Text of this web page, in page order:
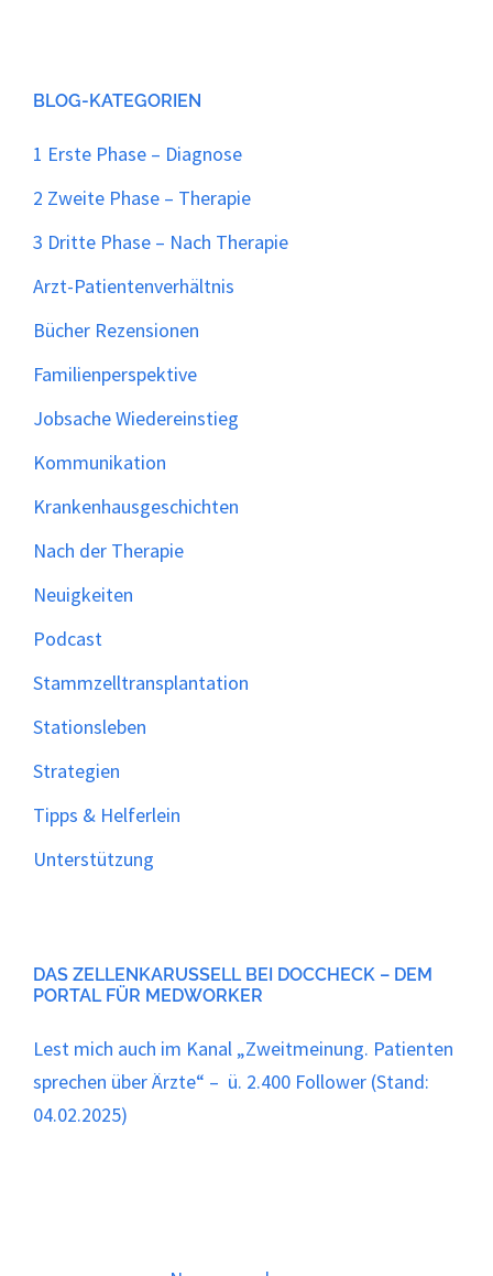
BLOG-KATEGORIEN
1 Erste Phase – Diagnose
2 Zweite Phase – Therapie
3 Dritte Phase – Nach Therapie
Arzt-Patientenverhältnis
Bücher Rezensionen
Familienperspektive
Jobsache Wiedereinstieg
Kommunikation
Krankenhausgeschichten
Nach der Therapie
Neuigkeiten
Podcast
Stammzelltransplantation
Stationsleben
Strategien
Tipps & Helferlein
Unterstützung
DAS ZELLENKARUSSELL BEI DOCCHECK – DEM
PORTAL FÜR MEDWORKER
Lest mich auch im Kanal „Zweitmeinung. Patienten
sprechen über Ärzte“ – ü. 2.400 Follower (Stand:
04.02.2025)